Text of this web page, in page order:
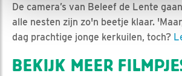
De camera’s van Beleef de Lente
alle nesten zijn zo'n beetje klaar.
dag prachtige jonge kerkuilen, toch?
BEKIJK MEER